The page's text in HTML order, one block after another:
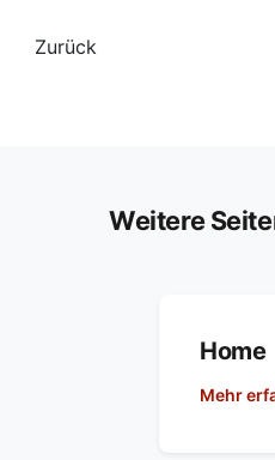
Zurück
Weitere
Home
Mehr